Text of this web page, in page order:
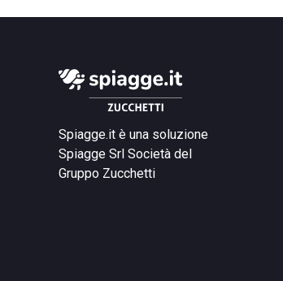
Spiagge.it è una soluzione
Spiagge Srl Società del
Gruppo Zucchetti